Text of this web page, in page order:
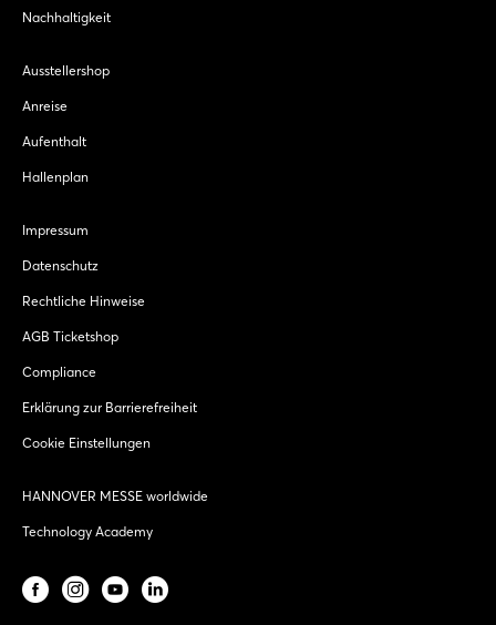
Nachhaltigkeit
Ausstellershop
Anreise
Aufenthalt
Hallenplan
Impressum
Datenschutz
Rechtliche Hinweise
AGB Ticketshop
Compliance
Erklärung zur Barrierefreiheit
Cookie Einstellungen
HANNOVER MESSE worldwide
Technology Academy